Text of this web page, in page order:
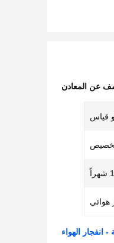
عن المعادن
قياس
هوائي